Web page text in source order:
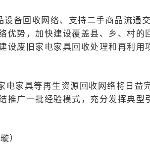
设备回收网络、支持二手商品流通
优势，加快建设覆盖县、乡、村的
设废旧家电家具回收处理和再利用
电家具等再生资源回收网络将日益
推广一批经验模式，充分发挥典型
）